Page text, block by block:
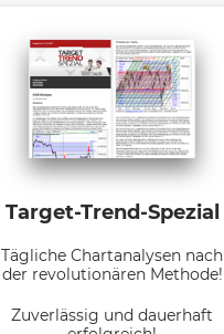
Target-Trend-Spezial
Tägliche Chartanalysen nach
der revolutionären Methode!
Zuverlässig und dauerhaft